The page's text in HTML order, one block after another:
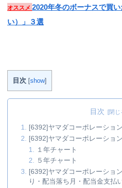
オススメ 2020年冬のボーナスで買
い）」３選
目次 [show]
目次
[6392]ヤマダコーポレーショ
[6392]ヤマダコーポレーショ
１年チャート
５年チャート
[6392]ヤマダコーポレーショ
り・配当落ち月・配当金支払